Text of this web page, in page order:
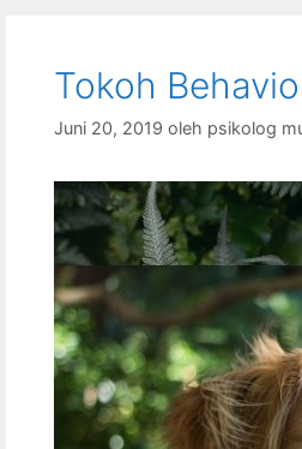
Tokoh
Juni 20, 2019 oleh psikolog